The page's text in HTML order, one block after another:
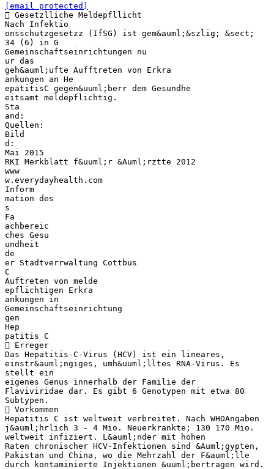
[email protected]
 Gesetzlliche Meldepfllicht
Nach Infektio
onsschutzgesetzz (IfSG) ist gem&auml;&szlig; &sect;
34 (6) in G
Gemeinschaftseinrichtungen nu
ur das
geh&auml;ufte Aufftreten von Erkra
ankungen an He
epatitisC gegen&uuml;berr dem Gesundhe
eitsamt meldepflichtig.
Sta
and:
Quellen:
Bild
d:
Mai 2015
RKI Merkblatt f&uuml;r &Auml;rztte 2012
www
w.everydayhealth.com
Inform
mation des
s
Fa
achbereic
ches Gesu
undheit
de
er Stadtverrwaltung Cottbus
C
Auftreten von melde
epflichtigen Erkra
ankungen in
Gemeinschaftseinrichtung
gen
Hep
patitis C
 Erreger
Das Hepatitis-C-Virus (HCV) ist ein lineares,
einstr&auml;ngiges, umh&uuml;lltes RNA-Virus. Es
stellt ein
eigenes Genus innerhalb der Familie der
Flaviviridae dar. Es gibt 6 Genotypen mit etwa 80
Subtypen.
 Vorkommen
Hepatitis C ist weltweit verbreitet. Nach WHOAngaben
j&auml;hrlich 3 - 4 Mio. Neuerkrankte; 130 170 Mio.
weltweit infiziert. L&auml;nder mit hohen
Raten chronischer HCV-Infektionen sind &Auml;gypten,
Pakistan und China, wo die Mehrzahl der F&auml;lle
durch kontaminierte Injektionen &uuml;bertragen wird.